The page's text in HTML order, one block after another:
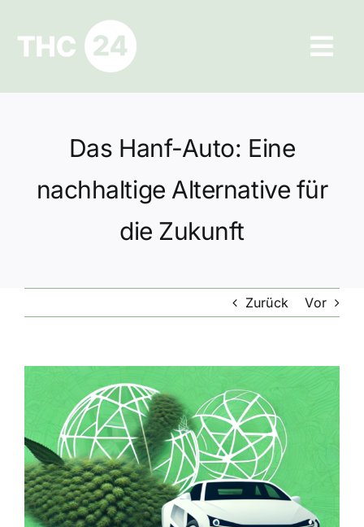
springen
Ratgeber
Hilfe und Kontakt
Datenschutz
Das Hanf-Auto: Eine
nachhaltige Alternative für
die Zukunft
Zurück Vor
grösseres